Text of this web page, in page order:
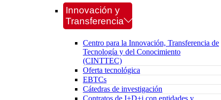
Innovación y
Transferencia
Centro para la Innovación, Transferencia de
Tecnología y del Conocimiento
(CINTTEC)
Oferta tecnológica
EBTCs
Cátedras de investigación
Contratos de I+D+i con entidades y